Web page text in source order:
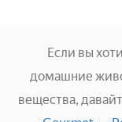
Если вы
домашние
вещества,